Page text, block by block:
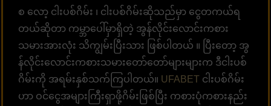
စ လော့ ငါးပစ်ဂိမ်း ၊ ငါးပစ်ဂိမ်းဆိုသည်မှာ ငွေတကယ်ရ
တယ်ဆိုတာ ကမ္ဘာပေါ်မှာရှိတဲ့ အွန်လိုင်းလောင်းကစား
သမားအားလုံး သိကျွမ်းပြီးသား ဖြစ်ပါတယ် ။ ပြီးတော့ အွ
န်လိုင်းလောင်းကစားသမားတော်တော်များများက ဒီငါးပစ်
ဂိမ်းကို အရမ်းနှစ်သက်ကြပါတယ်။ UFABET ငါးပစ်ဂိမ်း
ဟာ ဝင်ငွေအများကြီးရှာဖို့ဂိမ်းဖြစ်ပြီး ကစားပုံကစားနည်း